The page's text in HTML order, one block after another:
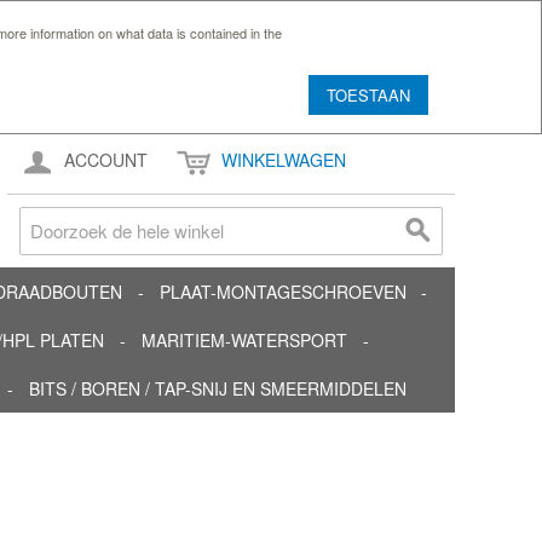
information on what data is contained in the
TOESTAAN
ACCOUNT WINKELWAGEN
PLAAT-MONTAGESCHROEVEN
PLATEN
MARITIEM-WATERSPORT
BITS / BOREN / TAP-SNIJ EN SMEERMIDDELEN